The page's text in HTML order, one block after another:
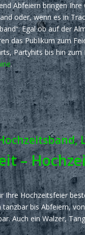
Abfeiern bringen
oder, wenn es in
Egal ob auf der
das Publikum zum
Partyhits bis hin
.
–
Ihre Hochzeitsfeier
bis Abfeiern,
Auch ein Walzer,